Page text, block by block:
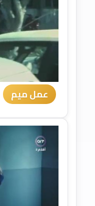
عمل ميم